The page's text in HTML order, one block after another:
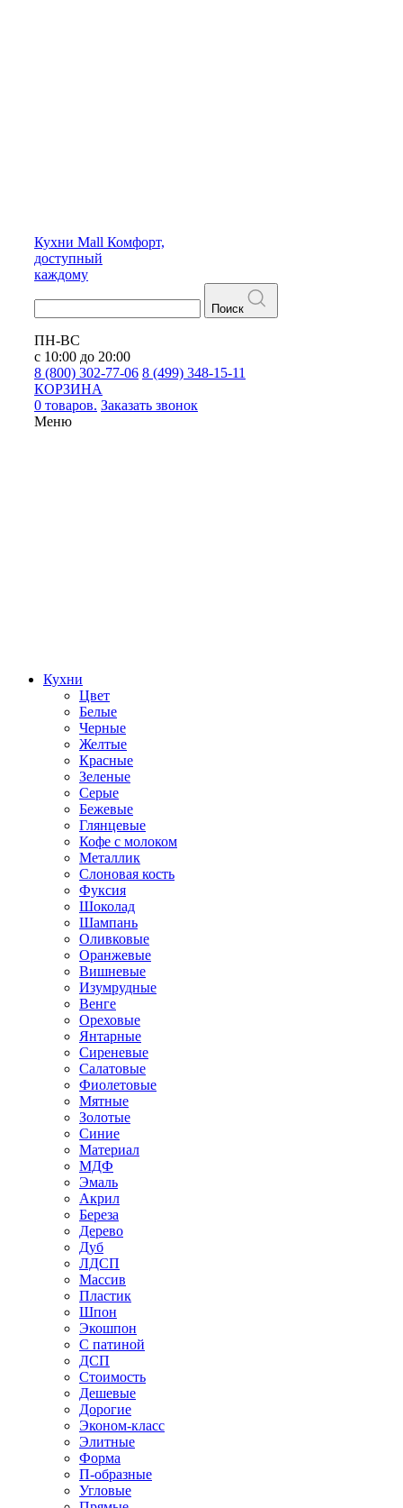
Кухни Mall Комфорт,
доступный
каждому
Поиск
ПН-ВС
с 10:00 до 20:00
8 (800) 302-77-06 8 (499) 348-15-11
КОРЗИНА
0 товаров. Заказать звонок
Меню
Кухни
Цвет
Белые
Черные
Желтые
Красные
Зеленые
Серые
Бежевые
Глянцевые
Кофе с молоком
Металлик
Слоновая кость
Фуксия
Шоколад
Шампань
Оливковые
Оранжевые
Вишневые
Изумрудные
Венге
Ореховые
Янтарные
Сиреневые
Салатовые
Фиолетовые
Мятные
Золотые
Синие
Материал
МДФ
Эмаль
Акрил
Береза
Дерево
Дуб
ЛДСП
Массив
Пластик
Шпон
Экошпон
С патиной
ДСП
Стоимость
Дешевые
Дорогие
Эконом-класс
Элитные
Форма
П-образные
Угловые